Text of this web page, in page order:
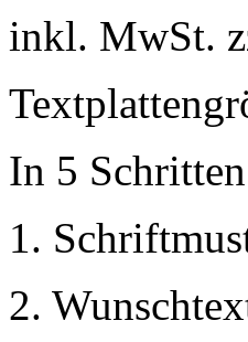
inkl. MwSt.
In 5
1.
2.